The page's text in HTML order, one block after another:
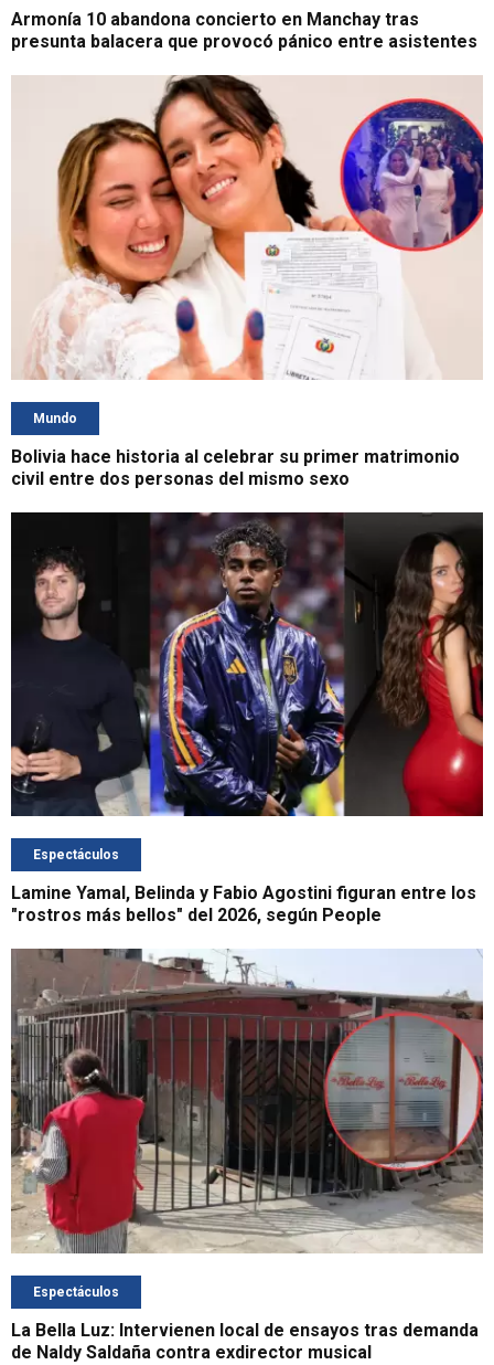
Armonía 10 abandona concierto en Manchay tras
presunta balacera que provocó pánico entre asistentes
Mundo
Bolivia hace historia al celebrar su primer matrimonio
civil entre dos personas del mismo sexo
Espectáculos
Lamine Yamal, Belinda y Fabio Agostini figuran entre los
"rostros más bellos" del 2026, según People
Espectáculos
La Bella Luz: Intervienen local de ensayos tras demanda
de Naldy Saldaña contra exdirector musical